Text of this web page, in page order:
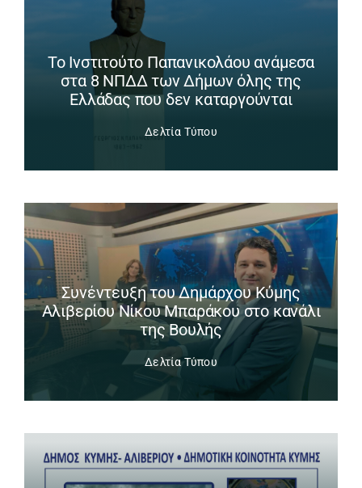
Το Ινστιτούτο Παπανικολάου ανάμεσα
στα 8 ΝΠΔΔ των Δήμων όλης της
Ελλάδας που δεν καταργούνται
Δελτία Τύπου
Συνέντευξη του Δημάρχου Κύμης
Αλιβερίου Νίκου Μπαράκου στο κανάλι
της Βουλής
Δελτία Τύπου